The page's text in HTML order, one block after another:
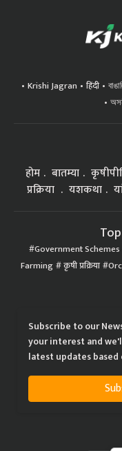
Krishi Jagran हिंदी
होम बातम्या
प्रक्रिया
यशकथा
Government Schemes
Farming कृषी प्रक्रिया
Subscribe to our
your interest and
latest updates